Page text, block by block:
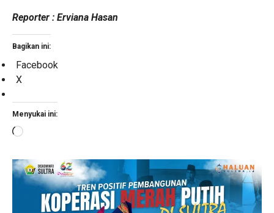
Reporter : Erviana Hasan
Bagikan ini:
Facebook
X
Menyukai ini:
Memuat...